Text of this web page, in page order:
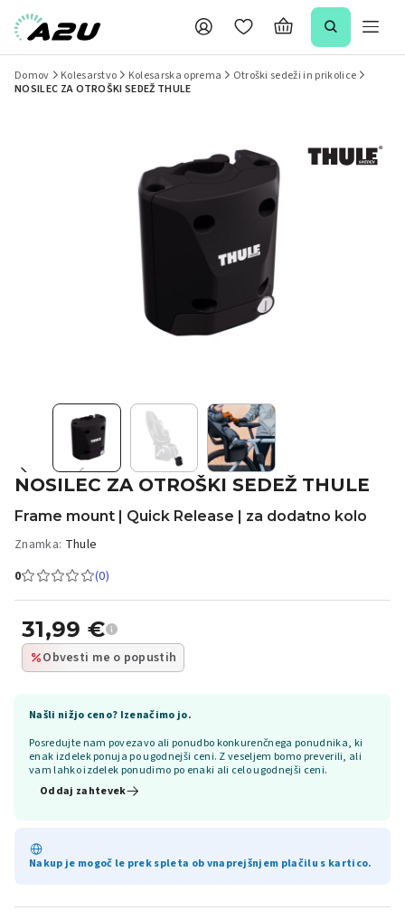
Domov Kolesarstvo Kolesarska oprema
Otroški sedeži in prikolice
NOSILEC ZA OTROŠKI SEDEŽ THULE
NOSILEC ZA OTROŠKI SEDEŽ THULE
Frame mount | Quick Release | za dodatno kolo
Znamka: Thule
0
(0)
31,99 €
Obvesti me o popustih
Našli nižjo ceno? Izenačimo jo.
Posredujte nam povezavo ali ponudbo konkurenčnega ponudnika, ki
enak izdelek ponuja po ugodnejši ceni. Z veseljem bomo preverili, ali
vam lahko izdelek ponudimo po enaki ali celo ugodnejši ceni.
Oddaj zahtevek
Nakup je mogoč le prek spleta ob vnaprejšnjem plačilu s kartico.